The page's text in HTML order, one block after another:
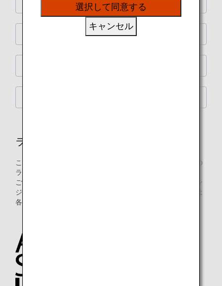
ANA SUITE LOUNGE
ラウンジ
このページでは、ANAグループ運航便国際線をご利用の際の
ラウンジご入室の詳細をご案内します。
ご注意：日本国外の空港にてお乗り継ぎの場合には、ラウン
ジ入室基準が異なる場合がございます。入室基準に関しては
各運航会社にお問い合わせください。
選択して同意する
キャンセル